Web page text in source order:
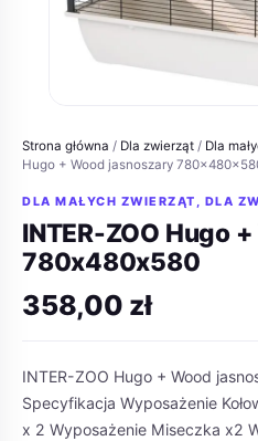
Strona główna / Dla zwierząt / Dla
Hugo + Wood jasnoszary
DLA MAŁYCH ZWIERZĄT , DLA
INTER-ZOO Hugo
780x480x580
358,00 zł
INTER-ZOO Hugo + Wood
Specyfikacja Wyposażenie
x 2 Wyposażenie Miseczka x2